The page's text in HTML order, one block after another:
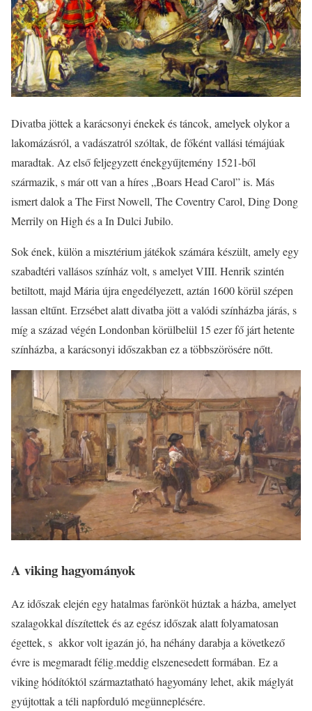
Divatba jöttek a karácsonyi énekek és táncok, amelyek olykor a
lakomázásról, a vadászatról szóltak, de főként vallási témájúak
maradtak. Az első feljegyzett énekgyűjtemény 1521-ből
származik, s már ott van a híres „Boars Head Carol” is. Más
ismert dalok a The First Nowell, The Coventry Carol, Ding Dong
Merrily on High és a In Dulci Jubilo.
Sok ének, külön a misztérium játékok számára készült, amely egy
szabadtéri vallásos színház volt, s amelyet VIII. Henrik szintén
betiltott, majd Mária újra engedélyezett, aztán 1600 körül szépen
lassan eltűnt. Erzsébet alatt divatba jött a valódi színházba járás, s
míg a század végén Londonban körülbelül 15 ezer fő járt hetente
színházba, a karácsonyi időszakban ez a többszörösére nőtt.
A viking hagyományok
Az időszak elején egy hatalmas farönköt húztak a házba, amelyet
szalagokkal díszítettek és az egész időszak alatt folyamatosan
égettek, s akkor volt igazán jó, ha néhány darabja a következő
évre is megmaradt félig.meddig elszenesedett formában. Ez a
viking hódítóktól származtatható hagyomány lehet, akik máglyát
gyújtottak a téli napforduló megünneplésére.